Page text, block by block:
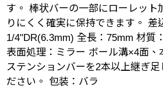
す。 棒状バーの一部にローレット
りにくく確実に保持できます。 差
1/4"DR(6.3mm) 全長：75mm 材質
表面処理：ミラー ボール溝×4面
ステンションバーを2本以上継ぎ足
ださい。 包装：バラ